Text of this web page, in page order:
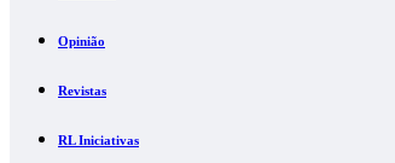
Opinião
Revistas
RL Iniciativas